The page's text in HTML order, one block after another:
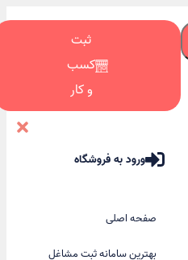
ثبت
کسب
و کار
ورود به فروشگاه
صفحه اصلی
بهترین سامانه ثبت مشاغل